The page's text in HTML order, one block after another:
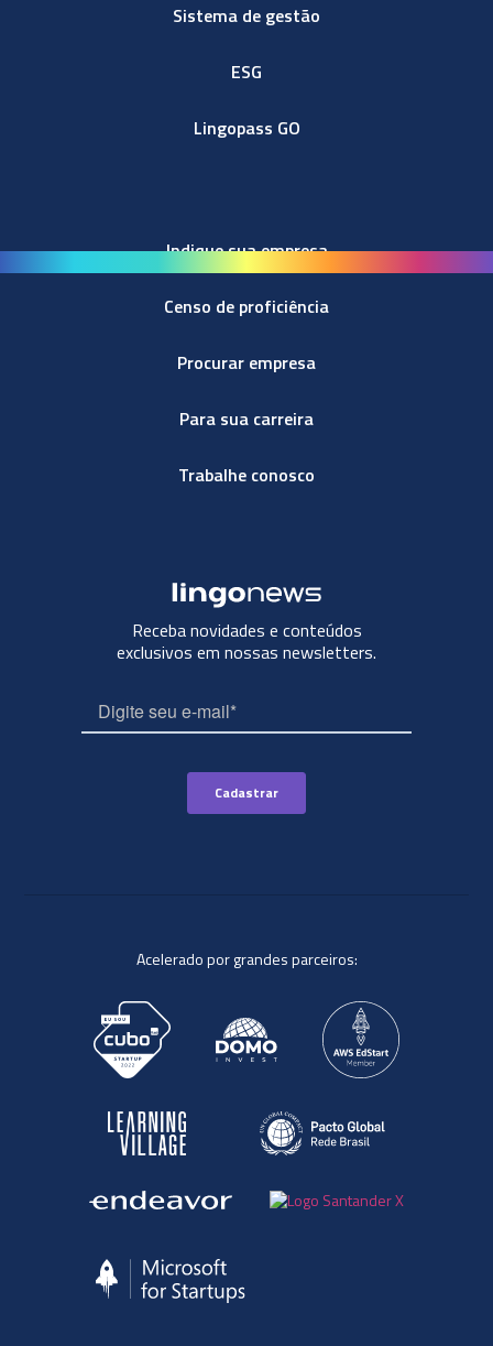
Sistema de gestão
ESG
Lingopass GO
Indique sua empresa
Censo de proficiência
Procurar empresa
Para sua carreira
Trabalhe conosco
Receba novidades e conteúdos
exclusivos em nossas newsletters.
Acelerado por grandes parceiros: